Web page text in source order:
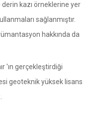
kazı örneklerine yer
sağlanmıştır.
hakkında da
'ın gerçekleştirdiği
geoteknik yüksek lisans